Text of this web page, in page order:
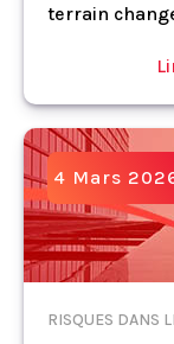
terrain
4 Mars
RISQUES DANS